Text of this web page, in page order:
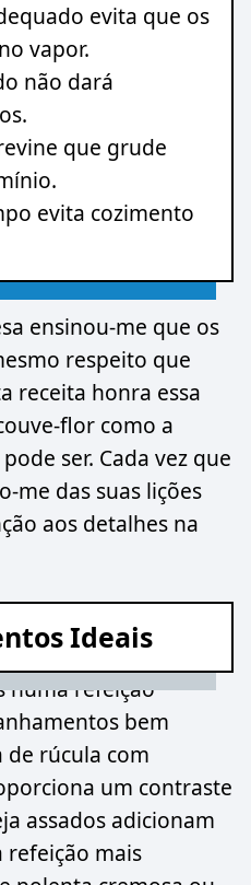
evita que os
vapor.
não dará
que grude
evita cozimento
ensinou-me que os
respeito que
receita honra essa
flor como a
ser. Cada vez que
me das suas lições
aos detalhes na
Ideais
numa refeição
bem
de rúcula com
um contraste
assados adicionam
refeição mais